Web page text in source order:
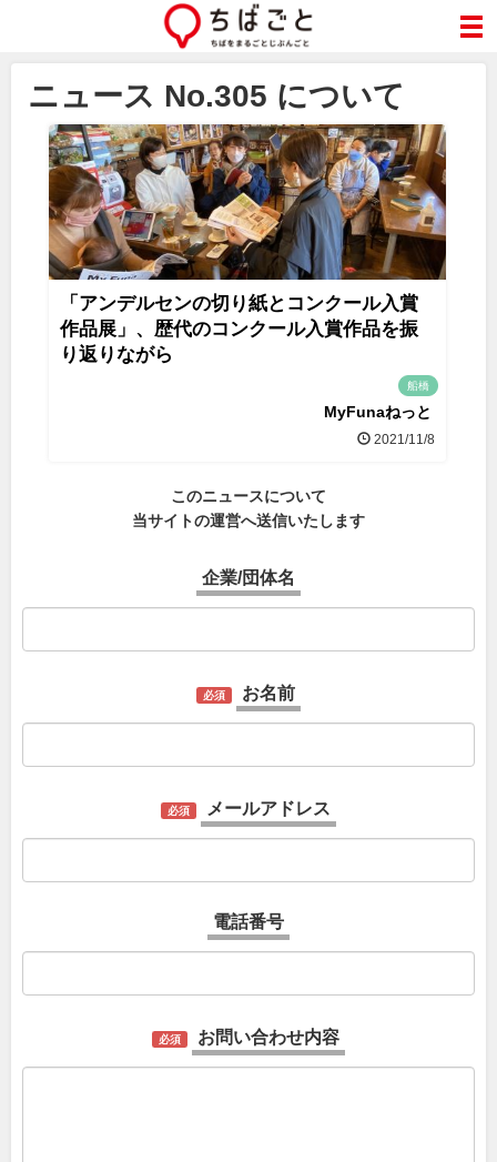
ニュース No.305 について
「アンデルセンの切り紙とコンクール入賞
作品展」、歴代のコンクール入賞作品を振
り返りながら
船橋
MyFunaねっと
2021/11/8
このニュースについて
当サイトの運営へ送信いたします
企業/団体名
必須 お名前
必須 メールアドレス
電話番号
必須 お問い合わせ内容